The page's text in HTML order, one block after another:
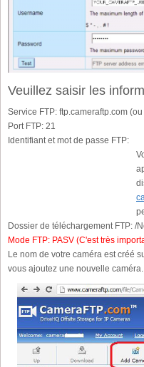
Veuillez saisir les
Service FTP: ftp.cameraftp.com
Port FTP: 21
Identifiant et mot de passe FTP:
Dossier de téléchargement FTP: /
Mode FTP: PASV (C'est très
Le nom de votre caméra est créé
vous ajoutez une nouvelle